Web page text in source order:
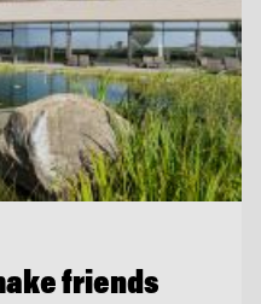
friends